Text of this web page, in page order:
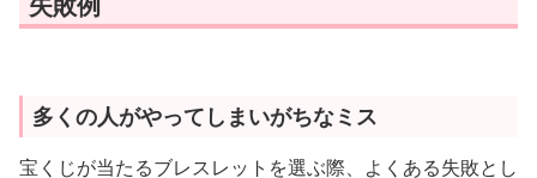
多くの人がやってしまいがちなミス
宝くじが当たるブレスレットを選ぶ際、よくある失敗とし